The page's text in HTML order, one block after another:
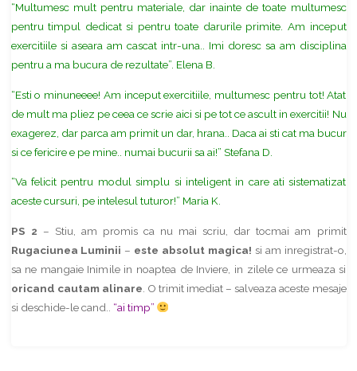
“Multumesc mult pentru materiale, dar inainte de toate multumesc
pentru timpul dedicat si pentru toate darurile primite. Am inceput
exercitiile si aseara am cascat intr-una.. Imi doresc sa am disciplina
pentru a ma bucura de rezultate”. Elena B.
“Esti o minuneeee! Am inceput exercitiile, multumesc pentru tot! Atat
de mult ma pliez pe ceea ce scrie aici si pe tot ce ascult in exercitii! Nu
exagerez, dar parca am primit un dar, hrana.. Daca ai sti cat ma bucur
si ce fericire e pe mine.. numai bucurii sa ai!” Stefana D.
“Va felicit pentru modul simplu si inteligent in care ati sistematizat
aceste cursuri, pe intelesul tuturor!” Maria K.
PS 2 – Stiu, am promis ca nu mai scriu, dar tocmai am primit
Rugaciunea Luminii – este absolut magica! si am inregistrat-o,
sa ne mangaie Inimile in noaptea de Inviere, in zilele ce urmeaza si
oricand cautam alinare . O trimit imediat – salveaza aceste mesaje
si deschide-le cand..
“ai timp”